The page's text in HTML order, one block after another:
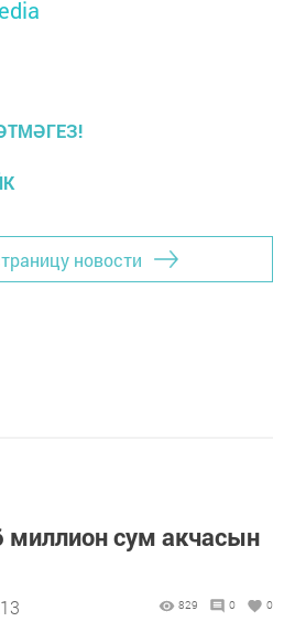
новости
миллион сум акчасын
829 0 0